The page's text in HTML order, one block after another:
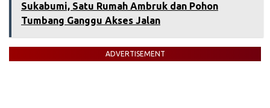
Sukabumi, Satu Rumah Ambruk dan Pohon
Tumbang Ganggu Akses Jalan
ADVERTISEMENT